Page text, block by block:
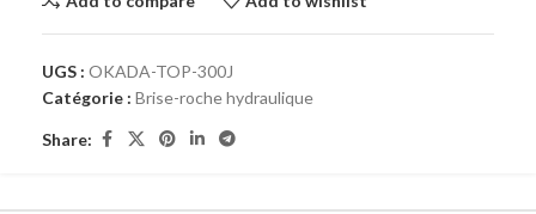
UGS : OKADA-TOP-300J
Catégorie : Brise-roche hydraulique
Share: